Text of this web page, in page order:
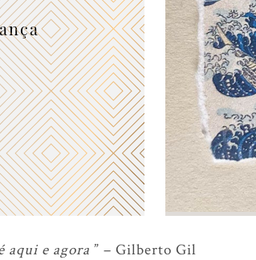
aqui e agora ” – Gilberto Gil